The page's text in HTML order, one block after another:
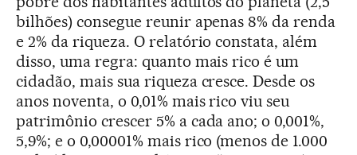
bilhões) consegue reunir apenas 8% da renda
e 2% da riqueza. O relatório constata, além
disso, uma regra: quanto mais rico é um
cidadão, mais sua riqueza cresce. Desde os
anos noventa, o 0,01% mais rico viu seu
patrimônio crescer 5% a cada ano; o 0,001%,
5,9%; e o 0,00001% mais rico (menos de 1.000